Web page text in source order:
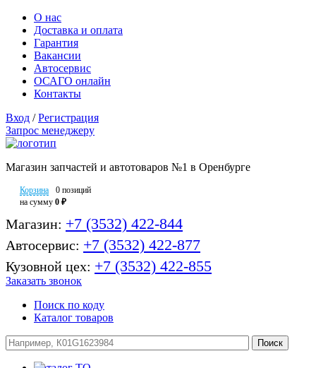
О нас
Доставка и оплата
Гарантия
Вакансии
Автосервис
ОСАГО онлайн
Контакты
Вход / Регистрация
Запрос менеджеру
Магазин запчастей и автотоваров №1 в Оренбурге
Корзина
0 позиций
на сумму 0 ₽
Магазин: +7 (3532) 422-844
Автосервис: +7 (3532) 422-877
Кузовной цех: +7 (3532) 422-855
Заказать звонок
Поиск по коду
Каталог товаров